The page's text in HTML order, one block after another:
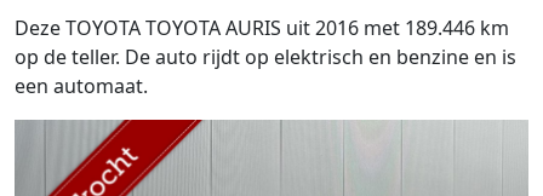
Deze TOYOTA TOYOTA AURIS uit 2016 met 189.446 km
op de teller. De auto rijdt op elektrisch en benzine en is
een automaat.